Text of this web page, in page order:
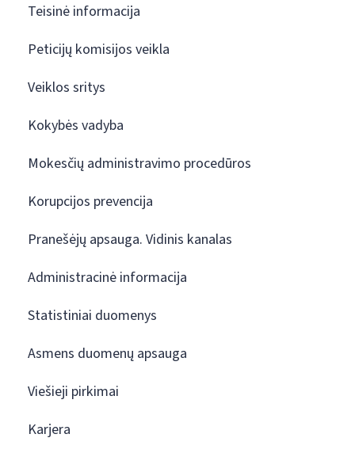
Teisinė informacija
Peticijų komisijos veikla
Veiklos sritys
Kokybės vadyba
Mokesčių administravimo procedūros
Korupcijos prevencija
Pranešėjų apsauga. Vidinis kanalas
Administracinė informacija
Statistiniai duomenys
Asmens duomenų apsauga
Viešieji pirkimai
Karjera